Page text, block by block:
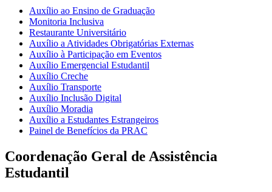
Auxílio ao Ensino de Graduação
Monitoria Inclusiva
Restaurante Universitário
Auxílio a Atividades Obrigatórias Externas
Auxílio à Participação em Eventos
Auxílio Emergencial Estudantil
Auxílio Creche
Auxílio Transporte
Auxílio Inclusão Digital
Auxílio Moradia
Auxílio a Estudantes Estrangeiros
Painel de Benefícios da PRAC
Coordenação Geral de Assistência
Estudantil